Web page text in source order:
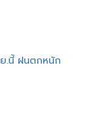
.นี้ ฝนตกหนัก